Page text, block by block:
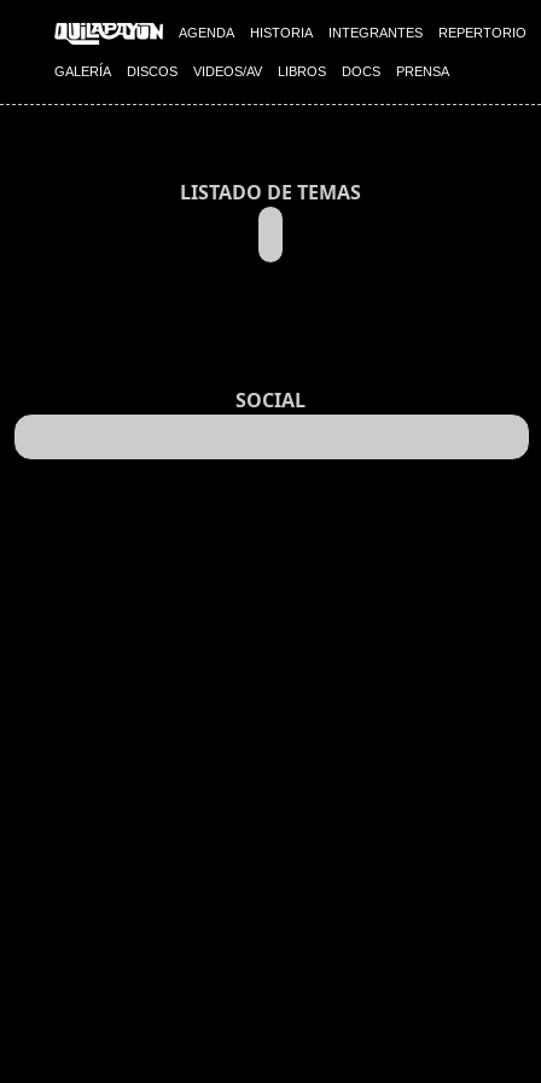
AGENDA HISTORIA INTEGRANTES REPERTORIO
GALERÍA DISCOS VIDEOS/AV LIBROS DOCS PRENSA
LISTADO DE TEMAS
SOCIAL